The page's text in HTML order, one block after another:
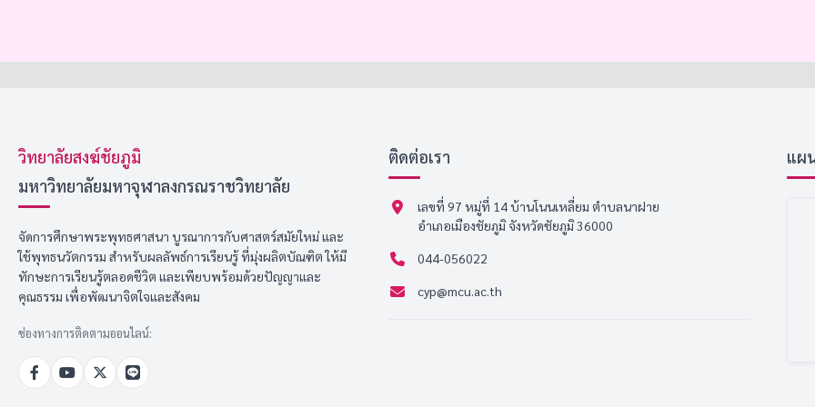
วิทยาลัยสงฆ์ชัยภูมิ
มหาวิทยาลัยมหาจุฬาลงกรณราชวิทยาลัย
จัดการศึกษาพระพุทธศาสนา บูรณาการกับศาสตร์สมัยใหม่ และ
ใช้พุทธนวัตกรรม สำหรับผลลัพธ์การเรียนรู้ ที่มุ่งผลิตบัณฑิต ให้มี
ทักษะการเรียนรู้ตลอดชีวิต และเพียบพร้อมด้วยปัญญาและ
คุณธรรม เพื่อพัฒนาจิตใจและสังคม
ช่องทางการติดตามออนไลน์:
ติดต่อเรา
เลขที่ 97 หมู่ที่ 14 บ้านโนนเหลี่ยม ตำบลนาฝาย
อำเภอเมืองชัยภูมิ จังหวัดชัยภูมิ 36000
044-056022
cyp@mcu.ac.th
แผ